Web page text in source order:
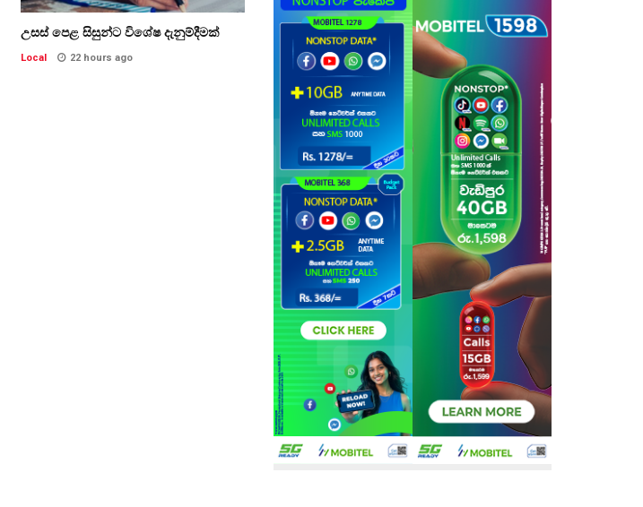
උසස් පෙළ සිසුන්ට විශේෂ දැනුම්දීමක්
Local 22 hours ago